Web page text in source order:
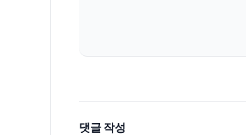
댓글 작성